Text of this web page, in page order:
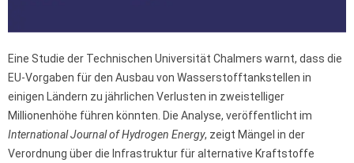
Eine Studie der Technischen Universität Chalmers warnt, dass die
EU-Vorgaben für den Ausbau von Wasserstofftankstellen in
einigen Ländern zu jährlichen Verlusten in zweistelliger
Millionenhöhe führen könnten. Die Analyse, veröffentlicht im
International Journal of Hydrogen Energy, zeigt Mängel in der
Verordnung über die Infrastruktur für alternative Kraftstoffe